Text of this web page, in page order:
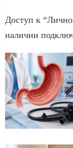
Доступ к
наличии